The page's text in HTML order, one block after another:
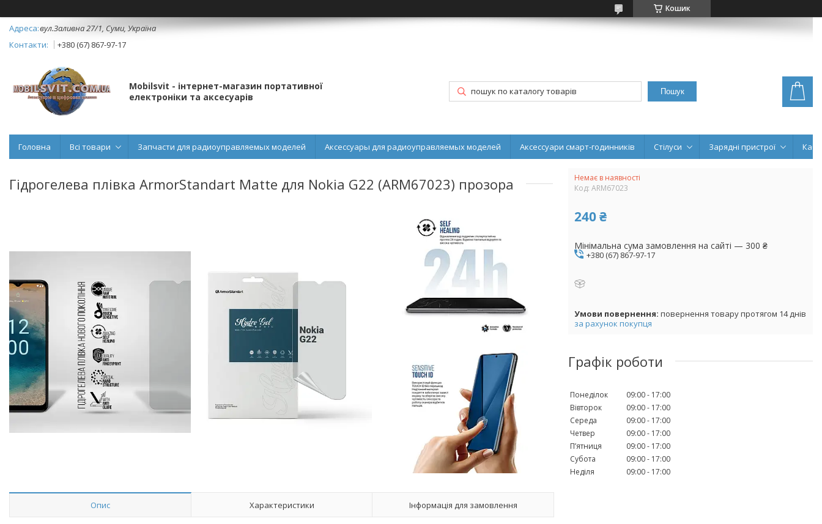
Кошик
вул.Заливна 27/1, Суми, Україна
+380 (67) 867-97-17
Mobilsvit - інтернет-магазин портативної
електроніки та аксесуарів
Пошук
Головна Всі товари Запчасти для радиоуправляемых моделей Аксессуары для радиоуправляемых моделей Аксессуари смарт-годинників Стілуси Зарядні пристрої
Гідрогелева плівка ArmorStandart Matte для Nokia G22 (ARM67023) прозора
Опис Характеристики Інформація для замовлення
Немає в наявності
Код: ARM67023
240 ₴
Мінімальна сума замовлення на сайті — 300 ₴
+380 (67) 867-97-17
повернення товару протягом 14 днів
за рахунок покупця
Графік роботи
Понеділок 09:00
17:00
Вівторок
09:00
17:00
Середа
09:00
17:00
Четвер
09:00
17:00
Пʼятниця
09:00
17:00
Субота
09:00
17:00
Неділя
09:00 17:00